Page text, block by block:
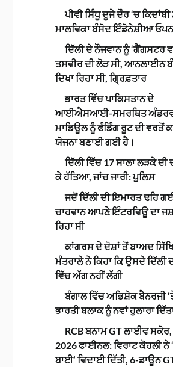
ਪੀਵੀ ਸਿੰਧੂ ਦੂਜੇ ਦੌਰ ‘ਚ ਕਿਦਾਂਬੀ
ਮਾਲਵਿਕਾ ਬੰਸੋਦ ਇੰਡੋਨੇਸ਼ੀਆ
ਦਿੱਲੀ ਦੇ ਨੌਜਵਾਨ ਨੂੰ ‘ਗੈਂਗਸਟਰ
ਤਸਵੀਰ ਦੀ ਲੋੜ ਸੀ, ਆਨਲਾਈਨ
ਦਿਖਾ ਰਿਹਾ ਸੀ, ਗ੍ਰਿਫ਼ਤਾਰ
ਭਾਰਤ ਵਿੱਚ ਪਾਕਿਸਤਾਨ ਦੇ
ਆਈਐਸਆਈ-ਸਮਰਥਿਤ
ਮਾਡਿਊਲ ਨੂੰ ਫੰਡਿੰਗ ਰੂਟ ਦੀ ਵਰਤੋਂ
ਯੋਜਨਾ ਬਣਾਈ ਗਈ ਹੈ।
ਦਿੱਲੀ ਵਿੱਚ 17 ਸਾਲਾ ਲੜਕੇ ਦੀ
ਕੇ ਹੱਤਿਆ, ਜਾਂਚ ਜਾਰੀ: ਪੁਲਿਸ
ਜਦੋਂ ਦਿੱਲੀ ਦੀ ਇਮਾਰਤ ਢਹਿ
ਚਾਹਵਾਨ ਆਪਣੇ ਇੰਟਰਵਿਊ ਦਾ
ਰਿਹਾ ਸੀ
ਕਾਂਗਰਸ ਦੇ ਦੋਸ਼ਾਂ ਤੋਂ ਬਾਅਦ
ਮੰਤਰਾਲੇ ਨੇ ਕਿਹਾ ਕਿ ਉਸਦੇ ਦਿੱਲੀ
ਵਿੱਚ ਅੱਗ ਨਹੀਂ ਲੱਗੀ
ਬੰਗਾਲ ਵਿੱਚ ਅਭਿਸ਼ੇਕ ਬੈਨਰਜੀ
ਭਾਰਤੀ ਬਲਾਕ ਨੂੰ ਨਵਾਂ ਹੁਲਾਰਾ
RCB ਬਨਾਮ GT ਲਾਈਵ ਸਕੋਰ,
2026 ਫਾਈਨਲ: ਵਿਰਾਟ ਕੋਹਲੀ ਨੇ
ਬਾਈ’ ਵਿਦਾਈ ਦਿੱਤੀ, 6-ਡਾਊਨ